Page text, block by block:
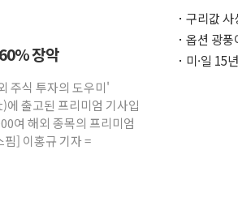
장악
주식 투자의 도우미'
출고된 프리미엄 기사입
여 해외 종목의 프리미엄
] 이홍규 기자 =
구리값
하는 경
옵션 광
이면에
미·일 15